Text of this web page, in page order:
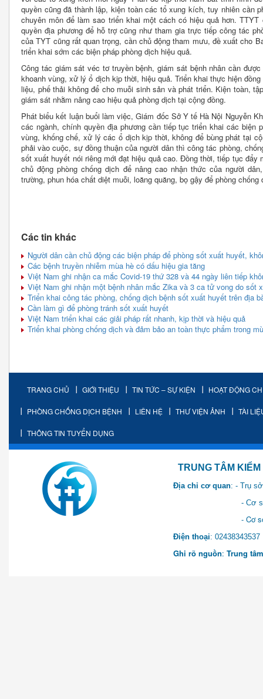
quyền cũng đã thành lập, kiện toàn các tổ xung kích, tuy nhiên cần
chuyên môn để làm sao triển khai một cách có hiệu quả hơn.
quyền địa phương để hỗ trợ cũng như tham gia trực tiếp công tác
của TYT cũng rất quan trọng, cần chủ động tham mưu, đề xuất cho
triển khai sớm các biện pháp phòng dịch hiệu quả.
Công tác giám sát véc tơ truyền bệnh, giám sát bệnh nhân cần
khoanh vùng, xử lý ổ dịch kịp thời, hiệu quả. Triển khai thực hiện
liệu, phế thải không để cho muỗi sinh sản và phát triển. Kiện toàn,
giám sát nhằm nâng cao hiệu quả phòng dịch tại cộng đồng.
Phát biểu kết luận buổi làm việc, Giám đốc Sở Y tế Hà Nội Nguyễn
các ngành, chính quyền địa phương cần tiếp tục triển khai các biện
vùng, khống chế, xử lý các ổ dịch kịp thời, không để bùng phát tại
phải vào cuộc, sự đồng thuận của người dân thì công tác phòng,
sốt xuất huyết nói riêng mới đạt hiệu quả cao. Đồng thời, tiếp tục đẩy
chủ động phòng chống dịch để nâng cao nhận thức của người
trường, phun hóa chất diệt muỗi, loăng quăng, bọ gậy để phòng chống
Các tin khác
Người dân cần chủ động các biện pháp để phòng sốt xuất huyết,
Các bệnh truyền nhiễm mùa hè có dấu hiệu gia tăng
Việt Nam ghi nhận ca mắc Covid-19 thứ 328 và 44 ngày liên tiếp
Việt Nam ghi nhận một bệnh nhân mắc Zika và 3 ca tử vong do sốt
Triển khai công tác phòng, chống dịch bệnh sốt xuất huyết trên địa
Cần làm gì để phòng tránh sốt xuất huyết
Việt Nam triển khai các giải pháp rất nhanh, kịp thời và hiệu quả
Triển khai phòng chống dịch và đảm bảo an toàn thực phẩm trong
TRANG CHỦ GIỚI THIỆU TIN TỨC – SỰ KIỆN HOẠT ĐỘNG
PHÒNG CHỐNG DỊCH BỆNH LIÊN HỆ THƯ VIỆN ẢNH TÀI
THÔNG TIN TUYỂN DỤNG
TRUNG TÂM KIỂM SOÁT
Địa chỉ cơ quan: - Trụ
- Cơ sở 2: Khu Hành
- Cơ sở 3: Số 1 Ngõ 2
Điện thoại:
Ghi rõ nguồn: Trung